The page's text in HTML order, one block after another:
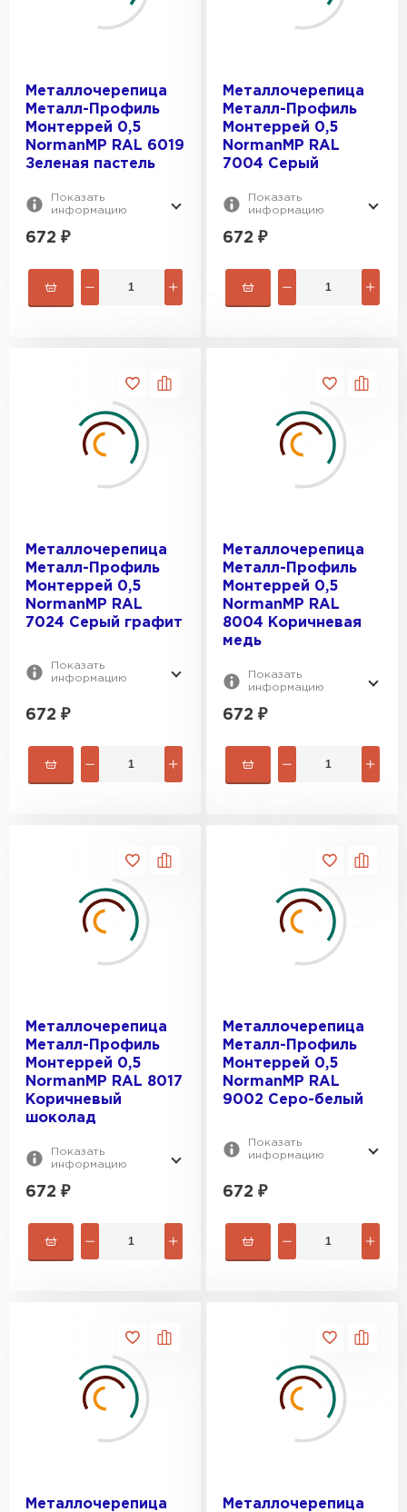
Металлочерепица
Металл-Профиль
Монтеррей 0,5
NormanMP RAL 6019
Зеленая пастель
Показать
информацию
672 ₽
Металлочерепица
Металл-Профиль
Монтеррей 0,5
NormanMP RAL
7004 Серый
Показать
информацию
672 ₽
Металлочерепица
Металл-Профиль
Монтеррей 0,5
NormanMP RAL
7024 Серый графит
Показать
информацию
672 ₽
Металлочерепица
Металл-Профиль
Монтеррей 0,5
NormanMP RAL
8004 Коричневая
медь
Показать
информацию
672 ₽
Металлочерепица
Металл-Профиль
Монтеррей 0,5
NormanMP RAL 8017
Коричневый
шоколад
Показать
информацию
672 ₽
Металлочерепица
Металл-Профиль
Монтеррей 0,5
NormanMP RAL
9002 Серо-белый
Показать
информацию
672 ₽
Металлочерепица
Металлочерепица